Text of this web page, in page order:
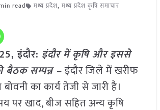
read मध्य प्रदेश, मध्य प्रदेश कृषि समाचार
इंदौर: इंदौर में कृषि और इससे
बैठक सम्पन्न –इंदौर जिले में खरीफ
का कार्य तेजी से जारी है।
पर खाद, बीज सहित अन्य कृषि